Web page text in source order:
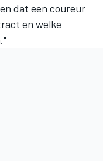
dat een coureur
en welke